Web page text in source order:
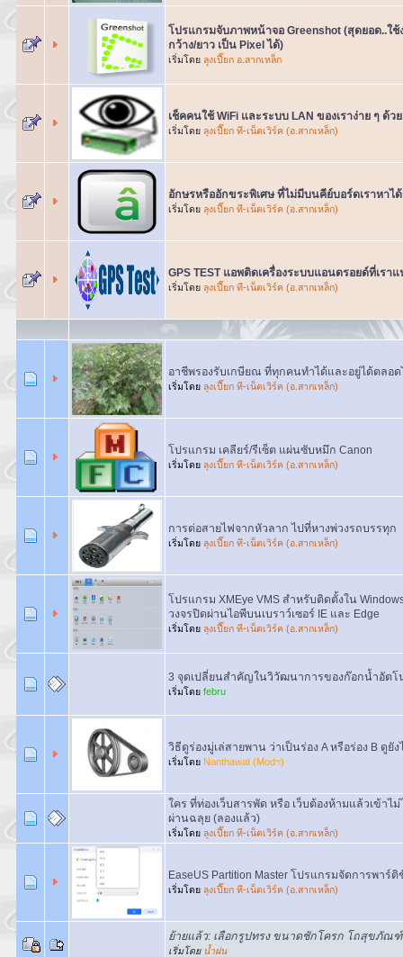
โปรแกรมจับภาพหน้าจอ Greenshot (สุดยอด..ใ
กว้าง/ยาว เป็น Pixel ได้)
เริ่มโดย ลฺุงเปี๊ยก อ.สากเหล็ก
เช็คคนใช้ WiFi และระบบ LAN ของเราง่าย ๆ ด้
เริ่มโดย ลุงเปี๊ยก ที-เน็ตเวิร์ค (อ.สากเหล็ก)
อักษรหรืออักขระพิเศษ ที่ไม่มีบนคีย์บอร์ดเราหาไ
เริ่มโดย ลุงเปี๊ยก ที-เน็ตเวิร์ค (อ.สากเหล็ก)
GPS TEST แอพติดเครื่องระบบแอนดรอยด์ที่เรา
เริ่มโดย ลุงเปี๊ยก ที-เน็ตเวิร์ค (อ.สากเหล็ก)
อาชีพรองรับเกษียณ ที่ทุกคนทำได้และอยู่ได้ตลอด
เริ่มโดย ลุงเปี๊ยก ที-เน็ตเวิร์ค (อ.สากเหล็ก)
โปรแกรม เคลียร์/รีเซ็ต แผ่นซับหมึก Canon
เริ่มโดย ลุงเปี๊ยก ที-เน็ตเวิร์ค (อ.สากเหล็ก)
การต่อสายไฟจากหัวลาก ไปที่หางพ่วงรถบรรทุก
เริ่มโดย ลุงเปี๊ยก ที-เน็ตเวิร์ค (อ.สากเหล็ก)
โปรแกรม XMEye VMS สำหรับติดตั้งใน
วงจรปิดผ่านไอพีบนเบราว์เซอร์ IE และ Edge
เริ่มโดย ลุงเปี๊ยก ที-เน็ตเวิร์ค (อ.สากเหล็ก)
3 จุดเปลี่ยนสำคัญในวิวัฒนาการของก๊อกน้ำอัตโ
เริ่มโดย febru
วิธีดูร่องมู่เล่สายพาน ว่าเป็นร่อง A หรือร่อง B ดูยัง
เริ่มโดย Nanthawat (Modฯ)
ใคร ที่ท่องเว็บสารพัด หรือ เว็บต้องห้ามแล้วเข้า
ผ่านฉลุย (ลองแล้ว)
เริ่มโดย ลุงเปี๊ยก ที-เน็ตเวิร์ค (อ.สากเหล็ก)
EaseUS Partition Master โปรแกรมจัดการพาร์ติ
เริ่มโดย ลุงเปี๊ยก ที-เน็ตเวิร์ค (อ.สากเหล็ก)
ย้ายแล้ว: เลือกรูปทรง ขนาดชักโครก โถสุขภัณฑ์
เริ่มโดย น้ำฝน